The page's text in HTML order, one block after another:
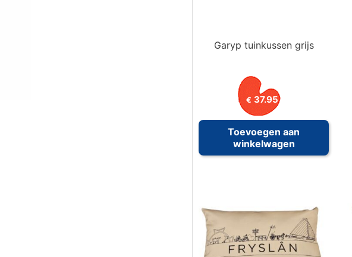
Garyp tuinkussen grijs
€ 37.95
Toevoegen aan
winkelwagen